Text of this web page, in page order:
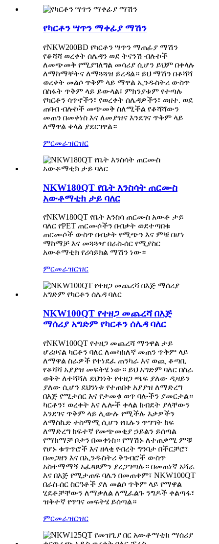
የካርቶን ሣጥን ማቀፊያ ማሽን
የNKW200BD የካርቶን ሣጥን ማጠፊያ ማሽን
የቆሻሻ ወረቀት ሰሌዳን ወደ ትናንሽ ብሎኮች
ለመጭመቅ የሚያገለግል መሳሪያ ሲሆን ይህም በቀላሉ
ለማከማቸትና ለማጓጓዝ ይረዳል። ይህ ማሽን በቆሻሻ
ወረቀት መልሶ ጥቅም ላይ ማዋል ኢንዱስትሪ ውስጥ
በስፋት ጥቅም ላይ ይውላል፣ ምክንያቱም የተጣሉ
የካርቶን ሳጥኖችን፣ የወረቀት ሰሌዳዎችን፣ ወዘተ. ወደ
ጠባብ ብሎኮች መጭመቅ ስለሚችል የቆሻሻውን
መጠን በመቀነስ እና ለመያዝና እንደገና ጥቅም ላይ
ለማዋል ቀላል ያደርገዋል።
ምርመራዝርዝር
NKW180QT የቤት እንስሳት ጠርሙስ
አውቶማቲክ ታይ ባለር
የNKW180QT የቤት እንስሳ ጠርሙስ አውቶ ታይ
ባለር የPET ጠርሙሶችን በብቃት ወደተጣበቁ
ጠርሙሶች ውስጥ በብቃት የሚጭን እና ምቹ በሆነ
ማከማቻ እና መጓጓዣ በራስ-ሰር የሚያስር
አውቶማቲክ የሪሳይክል ማሽን ነው።
ምርመራዝርዝር
NKW100QT የተዘጋ መጨረሻ በእጅ
ማሰሪያ አግድም የካርቶን ሰሌዳ ባለር
የNKW100QT የተዘጋ መጨረሻ ማንዋል ታይ
ሆሪዞናል ካርቶን ባለር ለመካከለኛ መጠን ጥቅም ላይ
ለማዋል ስራዎች የተነደፈ ጠንካራ እና ወጪ ቆጣቢ
የቆሻሻ አያያዝ መፍትሄ ነው። ይህ አግድም ባለር በስራ
ወቅት ለተሻሻለ ደህንነት የተዘጋ ጫፍ ያለው ዲዛይን
ያለው ሲሆን ደህንነቱ የተጠበቀ አያያዝ ለማድረግ
በእጅ የሚታሰር እና የታመቁ ወጥ ባሎችን ያመርታል።
ካርቶን፣ ወረቀት እና ሌሎች ቀላል ክብደት ያላቸውን
እንደገና ጥቅም ላይ ሊውሉ የሚችሉ እቃዎችን
ለማስኬድ ተስማሚ ሲሆን የቤሉን ጥግግት ከፍ
ለማድረግ ከፍተኛ የመጭመቂያ ኃይልን ይሰጣል
የማከማቻ ቦታን በመቀነስ። የማሽኑ ለተጠቃሚ ምቹ
የሆኑ ቁጥጥሮች እና ዘላቂ የብረት ግንባታ በችርቻሮ፣
በመጋዘን እና በኢንዱስትሪ ቅንብሮች ውስጥ
አስተማማኝ አፈጻጸምን ያረጋግጣሉ። በመጠነኛ አሻራ
እና በእጅ የሚታጠፍ ባሌን በመጠቀም፣ NKW100QT
በራስ-ሰር ስርዓቶች ያለ መልሶ ጥቅም ላይ የማዋል
ሂደቶቻቸውን ለማቃለል ለሚፈልጉ ንግዶች ቀልጣፋ፣
ዝቅተኛ የጥገና መፍትሄ ይሰጣል።
ምርመራዝርዝር